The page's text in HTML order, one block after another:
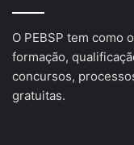
O PEBSP tem como
formação,
concursos,
gratuitas.